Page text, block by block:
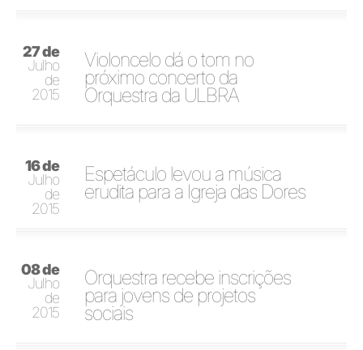
27 de
Julho
de
2015
Violoncelo dá o tom no
próximo concerto da
Orquestra da ULBRA
16 de
Julho
de
2015
Espetáculo levou a música
erudita para a Igreja das Dores
08 de
Julho
de
2015
Orquestra recebe inscrições
para jovens de projetos
sociais